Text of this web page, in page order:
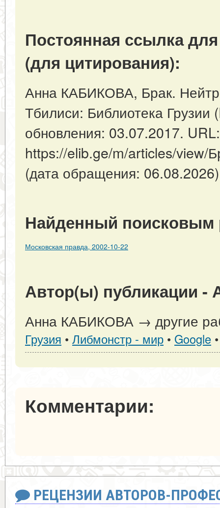
Постоянная ссылка
(для цитирования):
Анна КАБИКОВА, Брак.
Тбилиси: Библиотека Грузии
обновления: 03.07.2017. URL:
https://elib.ge/m/articles/view/
(дата обращения:
Найденный поисковым
Московская правда, 2002-10-22
Автор(ы) публикации
Анна КАБИКОВА → другие
Грузия • Либмонстр - мир • Google
Комментарии:
РЕЦЕНЗИИ АВТОРОВ-